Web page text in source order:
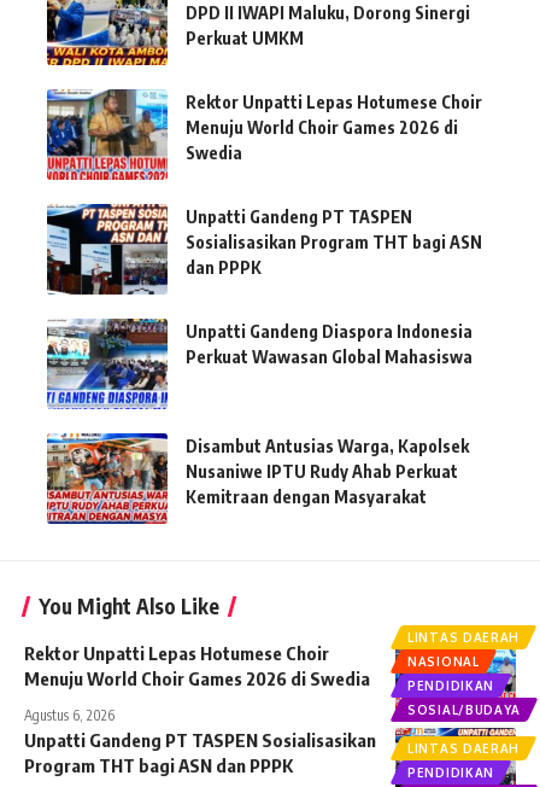
DPD II IWAPI Maluku, Dorong Sinergi
Perkuat UMKM
Rektor Unpatti Lepas Hotumese Choir
Menuju World Choir Games 2026 di
Swedia
Unpatti Gandeng PT TASPEN
Sosialisasikan Program THT bagi ASN
dan PPPK
Unpatti Gandeng Diaspora Indonesia
Perkuat Wawasan Global Mahasiswa
Disambut Antusias Warga, Kapolsek
Nusaniwe IPTU Rudy Ahab Perkuat
Kemitraan dengan Masyarakat
You Might Also Like
LINTAS DAERAH
NASIONAL
PENDIDIKAN
SOSIAL/BUDAYA
Rektor Unpatti Lepas Hotumese Choir
Menuju World Choir Games 2026 di Swedia
Agustus 6, 2026
LINTAS DAERAH
PENDIDIKAN
Unpatti Gandeng PT TASPEN Sosialisasikan
Program THT bagi ASN dan PPPK